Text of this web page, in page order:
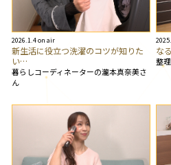
2026.1.4 on air
新生活に役立つ洗濯のコツが知りた
い…
暮らしコーディネーターの瀧本真奈美さ
ん
な
整